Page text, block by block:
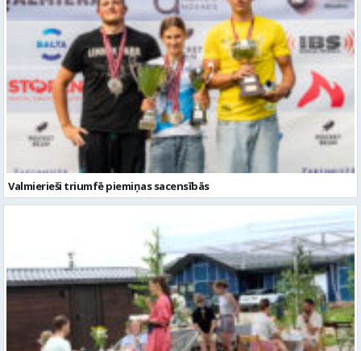
Valmierieši triumfē piemiņas sacensībās